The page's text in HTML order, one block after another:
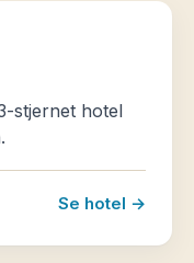
stjernet hotel
Se hotel →